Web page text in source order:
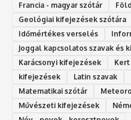
Francia - magyar szótár
Geológiai kifejezések szótára
Időmértékes verselés
Joggal kapcsolatos szavak és
Karácsonyi kifejezések
kifejezések
Latin szavak
Matematikai szótár
Művészeti kifejezések